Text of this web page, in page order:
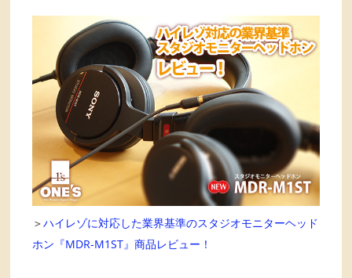
＞ハイレゾに対応した業界基準のスタジオモニターヘッド
ホン『MDR-M1ST』商品レビュー！